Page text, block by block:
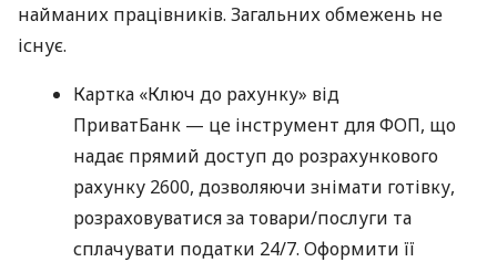
найманих працівників. Загальних обмежень не
існує.
Картка «Ключ до рахунку» від
ПриватБанк — це інструмент для ФОП, що
надає прямий доступ до розрахункового
рахунку 2600, дозволяючи знімати готівку,
розраховуватися за товари/послуги та
сплачувати податки 24/7. Оформити її